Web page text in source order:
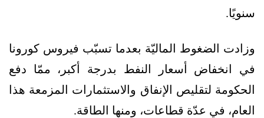
سنويًا.
وزادت الضغوط الماليّة بعدما تسبّب فيروس كورونا
في انخفاض أسعار النفط بدرجة أكبر، ممّا دفع
الحكومة لتقليص الإنفاق والاستثمارات المزمعة هذا
العام، في عدّة قطاعات، ومنها الطاقة.